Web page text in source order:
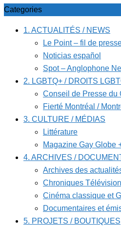
Categories
1. ACTUALITÉS / NEWS
Le Point – fil de
Noticias español
Spot – Anglophone
2. LGBTQ+ / DROITS
Conseil de Presse du
Fierté Montréal /
3. CULTURE / MÉDIAS
Littérature
Magazine Gay Globe
4. ARCHIVES /
Archives des
Chroniques
Cinéma classique et
Documentaires et
5. PROJETS / BOUTIQUES